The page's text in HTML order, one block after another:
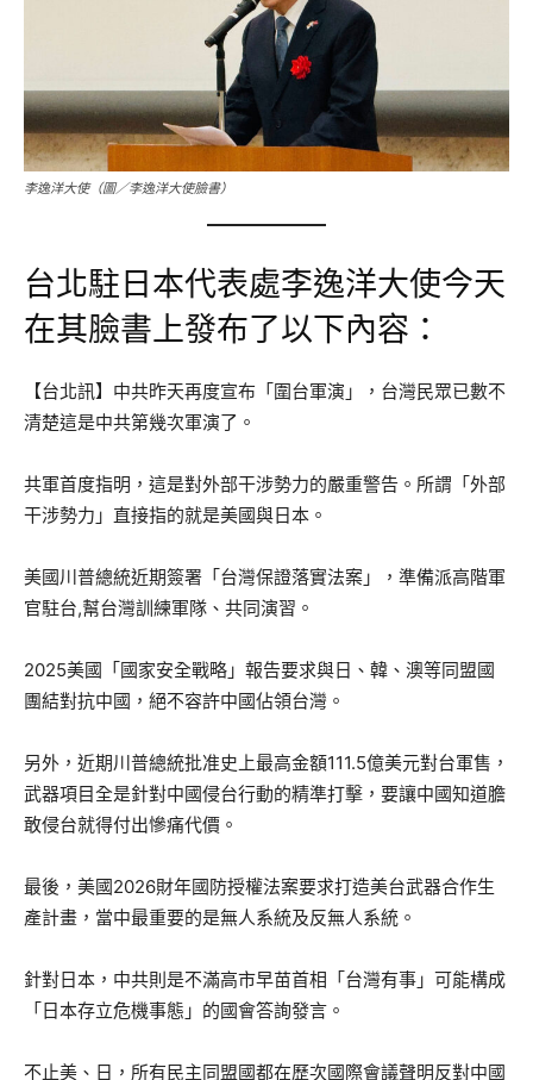
李逸洋大使（圖／李逸洋大使臉書）
台北駐日本代表處李逸洋大使今天
在其臉書上發布了以下內容：
【台北訊】中共昨天再度宣布「圍台軍演」，台灣民眾已數不
清楚這是中共第幾次軍演了。
共軍首度指明，這是對外部干涉勢力的嚴重警告。所謂「外部
干涉勢力」直接指的就是美國與日本。
美國川普總統近期簽署「台灣保證落實法案」，準備派高階軍
官駐台,幫台灣訓練軍隊、共同演習。
2025美國「國家安全戰略」報告要求與日、韓、澳等同盟國
團結對抗中國，絕不容許中國佔領台灣。
另外，近期川普總統批准史上最高金額111.5億美元對台軍售，
武器項目全是針對中國侵台行動的精準打擊，要讓中國知道膽
敢侵台就得付出慘痛代價。
最後，美國2026財年國防授權法案要求打造美台武器合作生
產計畫，當中最重要的是無人系統及反無人系統。
針對日本，中共則是不滿高市早苗首相「台灣有事」可能構成
「日本存立危機事態」的國會答詢發言。
不止美、日，所有民主同盟國都在歷次國際會議聲明反對中國